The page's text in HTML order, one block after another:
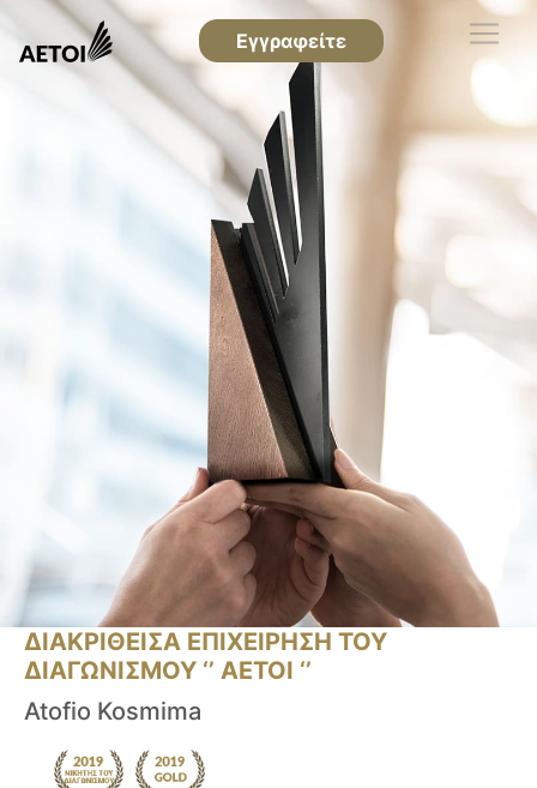
Εγγραφείτε
ΔΙΑΚΡΙΘΕΙΣΑ ΕΠΙΧΕΙΡΗΣΗ ΤΟΥ
ΔΙΑΓΩΝΙΣΜΟΥ ‘’ ΑΕΤΟΙ ‘’
Atofio Kosmima